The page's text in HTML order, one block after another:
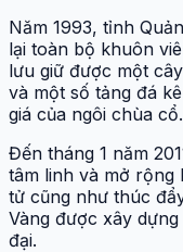
Năm 1993, tỉnh
lại toàn bộ khuôn
lưu giữ được một
và một số tảng đá
giá của ngôi chùa cổ.
Đến tháng 1 năm
tâm linh và mở rộng
tử cũng như thúc
Vàng được xây
đại.